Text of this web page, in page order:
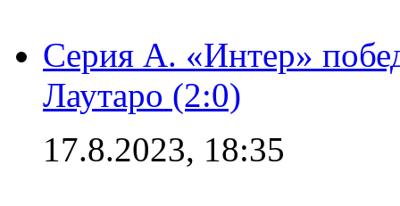
Серия А. «Интер»
Лаутаро (2:0)
17.8.2023, 18:35